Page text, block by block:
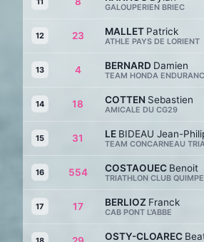
GALOUPERIEN BRIEC
12 23 MALLET Patrick
ATHLE PAYS DE LORIENT
13 4 BERNARD Damien
TEAM HONDA
14 18 COTTEN Sebastien
AMICALE DU CG29
15 31 LE BIDEAU Jean-
TEAM CONCARNEAU
16 554 COSTAOUEC Benoit
TRIATHLON CLUB
17 17 BERLIOZ Franck
CAB PONT L'ABBE
OSTY-CLOAREC